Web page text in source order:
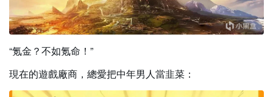
“氪金？不如氪命！”
現在的遊戲廠商，總愛把中年男人當韭菜：